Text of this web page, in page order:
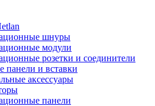
шнуры
модули
розетки и соединители
панели и вставки
аксессуары
панели